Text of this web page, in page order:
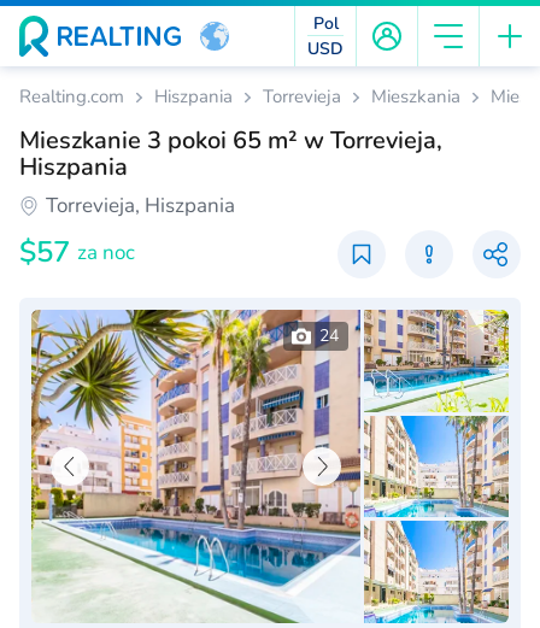
Pol
USD
Realting.com Hiszpania Torrevieja Mieszkania
Mieszkanie 3 pokoi 65 m² w Torrevieja,
Hiszpania
Torrevieja, Hiszpania
$57 za noc
24